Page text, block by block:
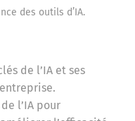
des outils d’IA.
de l’IA et ses
l’IA pour